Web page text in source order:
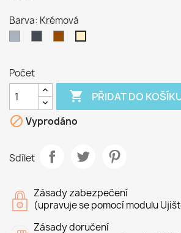
Barva: Krémová
Počet
 PŘIDAT DO
 Vyprodáno
Sdílet
Zásady zabezpečení
(upravuje se pomocí modulu
Zásady doručení